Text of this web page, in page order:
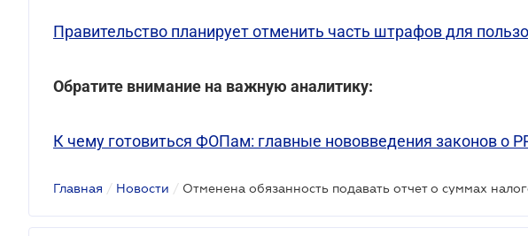
Правительство планирует отменить часть штрафов для
Обратите внимание на важную аналитику:
К чему готовиться ФОПам: главные нововведения законов о
Главная / Новости /